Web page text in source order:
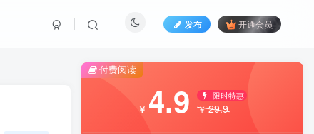
发布 开通会员
付费阅读
￥ 4.9 限时特惠
￥29.9